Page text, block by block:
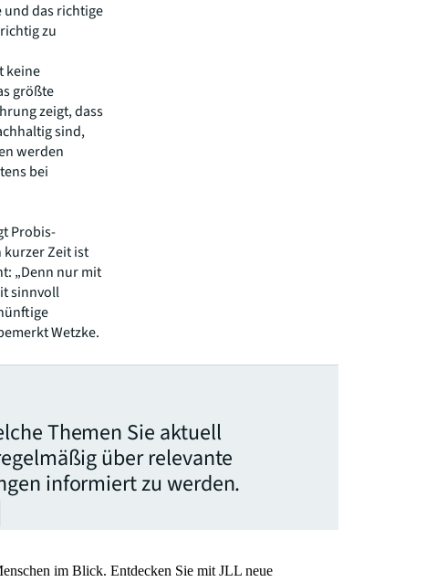
und das richtige
zu
keine
größte
zeigt, dass
sind,
werden
bei
Probis-
kurzer Zeit ist
„Denn nur mit
sinnvoll
Wetzke.
Themen Sie aktuell
über relevante
informiert zu werden.
im Blick. Entdecken Sie mit JLL neue